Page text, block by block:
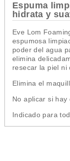
Espuma
hidrata y
Eve Lom
espumosa
poder del agua
elimina
resecar la piel ni
Elimina el
No aplicar si hay
Indicado para